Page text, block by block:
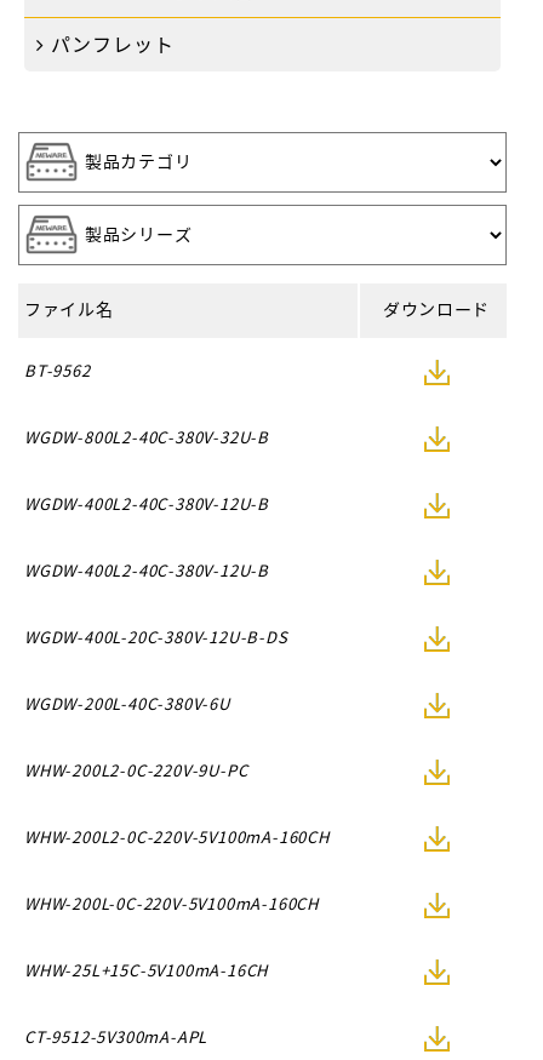
パンフレット
ファイル名 ダウンロード
BT-9562
WGDW-800L2-40C-380V-32U-B
WGDW-400L2-40C-380V-12U-B
WGDW-400L2-40C-380V-12U-B
WGDW-400L-20C-380V-12U-B-DS
WGDW-200L-40C-380V-6U
WHW-200L2-0C-220V-9U-PC
WHW-200L2-0C-220V-5V100mA-160CH
WHW-200L-0C-220V-5V100mA-160CH
WHW-25L+15C-5V100mA-16CH
CT-9512-5V300mA-APL